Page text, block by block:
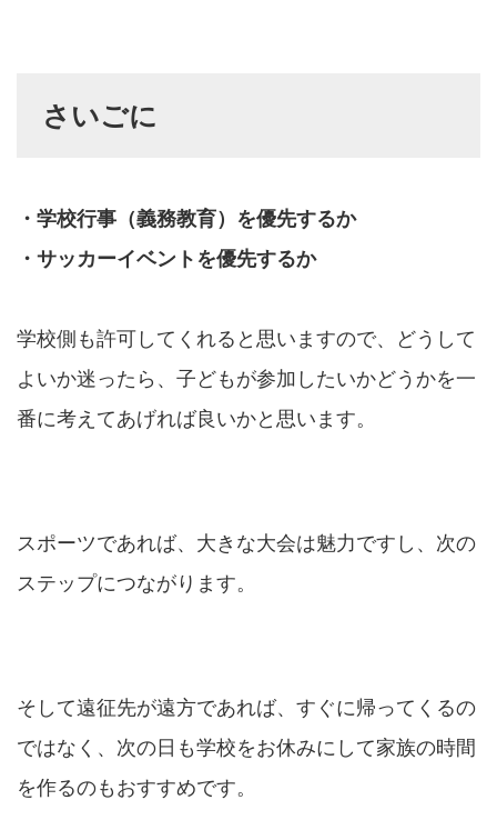
さいごに
・学校行事（義務教育）を優先するか
・サッカーイベントを優先するか
学校側も許可してくれると思いますので、どうして
よいか迷ったら、子どもが参加したいかどうかを一
番に考えてあげれば良いかと思います。
スポーツであれば、大きな大会は魅力ですし、次の
ステップにつながります。
そして遠征先が遠方であれば、すぐに帰ってくるの
ではなく、次の日も学校をお休みにして家族の時間
を作るのもおすすめです。